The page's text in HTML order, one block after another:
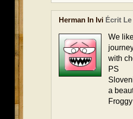
Herman In Ivi Écrit Le
We
with
PS
a